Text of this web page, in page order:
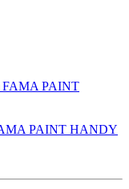
PAINT HANDY